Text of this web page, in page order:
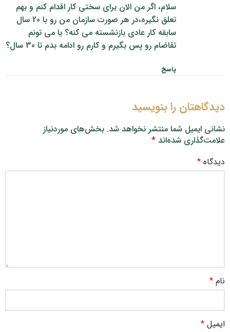
سلام، اگر من الان برای سختی کار اقدام کنم و بهم
تعلق نگیره،‌در هر صورت سازمان من رو با 20 سال
سابقه کار عادی بازنشسته می کنه؟ یا می تونم
تقاضام رو پس بگیرم و کارم رو ادامه بدم تا 30 سال؟
پاسخ
دیدگاهتان را بنویسید
نشانی ایمیل شما منتشر نخواهد شد. بخش‌های موردنیاز
علامت‌گذاری شده‌اند *
دیدگاه *
نام *
ایمیل *